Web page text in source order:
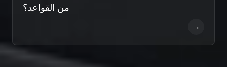
من القواعد؟
→